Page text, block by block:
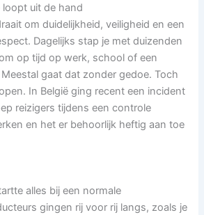
uit de hand
om duidelijkheid, veiligheid en een
Dagelijks stap je met duizenden
op tijd op werk, school of een
gaat dat zonder gedoe. Toch
In België ging recent een incident
reizigers tijdens een controle
en het er behoorlijk heftig aan toe
alles bij een normale
gingen rij voor rij langs, zoals je